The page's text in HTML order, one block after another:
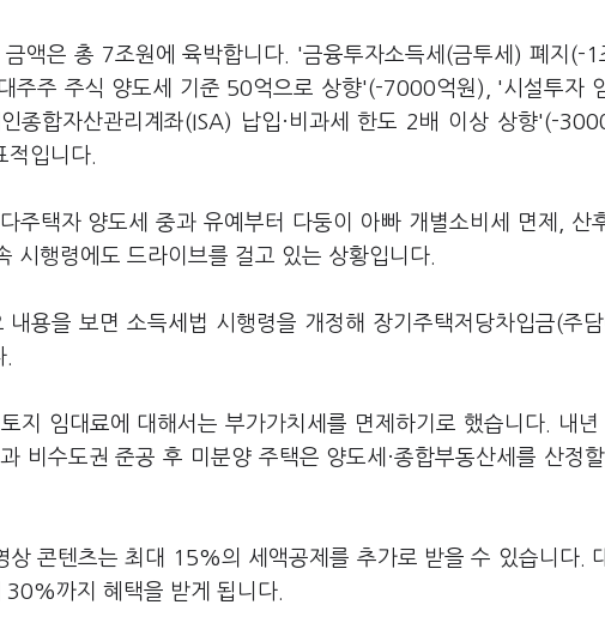
액은 총 7조원에 육박합니다. '금융투자소득세(금투세) 폐지(-1
주 주식 양도세 기준 50억으로 상향'(-7000억원), '시설투자
종합자산관리계좌(ISA) 납입·비과세 한도 2배 이상 상향'(-
입니다.
주택자 양도세 중과 유예부터 다둥이 아빠 개별소비세 면제, 산
시행령에도 드라이브를 걸고 있는 상황입니다.
용을 보면 소득세법 시행령을 개정해 장기주택저당차입금(주
지 임대료에 대해서는 부가가치세를 면제하기로 했습니다. 내
비수도권 준공 후 미분양 주택은 양도세·종합부동산세를 산정
콘텐츠는 최대 15%의 세액공제를 추가로 받을 수 있습니다.
까지 혜택을 받게 됩니다.